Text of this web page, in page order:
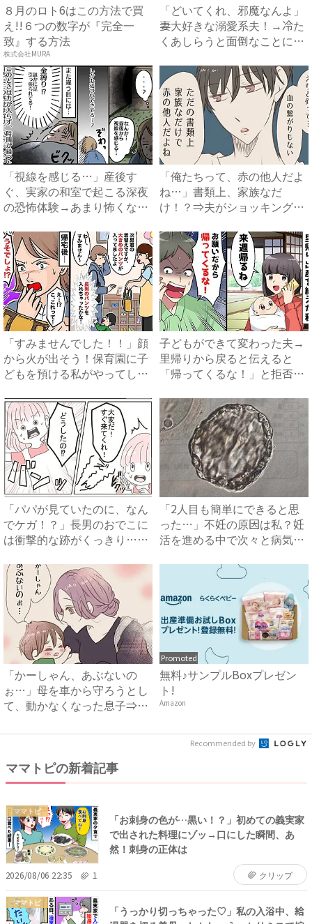
８月のロト6はこの方法で買
え!!６つの数字が『完全一
致』する方法
株式会社MURA
「どいてくれ、邪魔なんよ」
妻大好きな溺愛系夫！→冷た
くあしらうと面倒なことにな
「視線を感じる…」産後す
ぐ、実家の和室で起こる深夜
の恐怖体験→あまり怖くない
「俺たちって、赤の他人だよ
ね…」書類上、家族なだ
け！？⇒夫がショッキングな
「すみませんでした！！」顔
から火が出そう！保育園に子
どもを預ける私がやってしま
子どもができて変わった夫→
里帰りから戻ると伝えると
「帰ってくるな！」と拒否！
「パパが見ていたのに、なん
でケガ！？」長男のおでこに
は衝撃的な跡がくっきり…！
「2人目も簡単にできると思
った…」不妊の原因は私？妊
活を進める中で次々と病気が
「かーしゃん、あぶないの
ぉ…」母を車から守ろうとし
て、動かなくなった息子⇒ま
Promoted
無料♪サンプルBoxプレゼン
ト!
Amazon
Recommended by
ママトピの新着記事
ママトピ
「お刺身の色が…黒い！？」初めての義実家
で出された料理にゾッ→口にした瞬間、あ
然！刺身の正体は
2026/08/06 22:35 1 クリップ
ママトピ
「うっかり切っちゃった♡」私の入浴中、給